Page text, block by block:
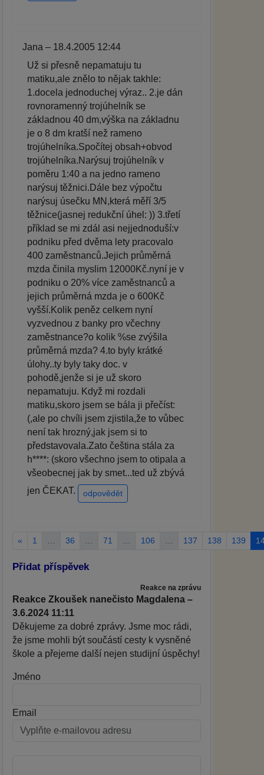
Jana – 18.4.2005 12:44
Už si přesně nepamatuju tu
matiku,ale znělo to nějak takhle:
1.docela jednoduchej výraz.. 2.je dán
rovnoramenný trojúhelník se
základnou 40 dm,výška na základnu
je o 8 dm kratší než rameno
trojúhelníka.Spočítej obsah+obvod
trojúhelníka.Narýsuj trojúhelník v
poměru 1:40 a na jedno rameno
narýsuj těžnici.Dále bez výpočtu
narýsuj úsečku MN,která měří 3/5
těžnice(jasnej redukční úhel: )) 3.třetí
příklad se mi zdál asi nejjednoduší:v
podniku před dvěma lety pracovalo
400 zaměstnanců.Jejich průměrná
mzda činila myslim 12000Kč.nyní je v
podniku o 20% více zaměstnanců a
jejich průměrná mzda je o 600Kč
vyšší.Kolik peněz celkem nyní
vyzvednou z banky pro včechny
zaměstnance?o kolik %se zvýšila
průměrná mzda? 4.to byly krátké
úlohy..ty byly taky doc. v
pohodě,jenže si je už skoro
nepamatuju. Když mi rozdali
matiku,skoro jsem se bála ji přečíst:
(,ale po chvíli jsem zjistila,že to vůbec
není tak hrozný,jak jsem si to
představovala.Zato čeština stála za
h****: (skoro všechno jsem to otipala a
všeobecnej jak by smet...ted už zbývá
jen ČEKAT.
odpovědět
« 1 36 71 106 137 138 139
Přidat příspěvek
Reakce na zprávu
Reakce Zkoušek nanečisto Magdalena –
3.6.2024 11:11
Děkujeme za dobré zprávy. Jsme moc rádi,
že jsme mohli být součástí cesty k vysněné
škole a přejeme další nejen studijní úspěchy!
Jméno
Email